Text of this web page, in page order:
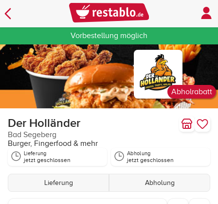
Vorbestellung möglich
Abholrabatt
Der Holländer
Bad Segeberg
Burger, Fingerfood & mehr
Lieferung
jetzt geschlossen
Abholung
jetzt geschlossen
Lieferung Abholung